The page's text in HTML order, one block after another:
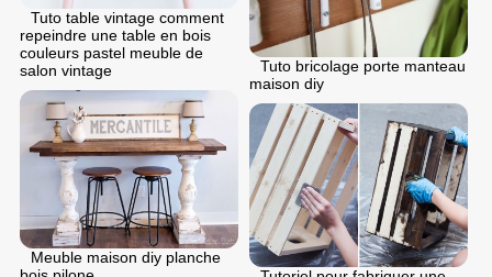
Tuto table vintage comment
repeindre une table en bois
couleurs pastel meuble de
salon vintage
Tuto bricolage porte manteau
maison diy
Meuble maison diy planche